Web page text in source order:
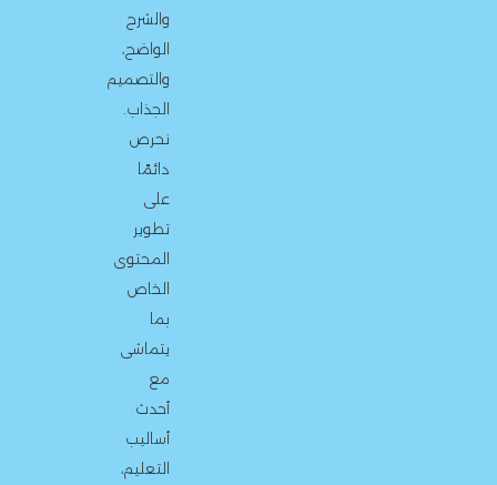
والشرح
الواضح،
والتصميم
الجذاب.
نحرص
دائمًا
على
تطوير
المحتوى
الخاص
بما
يتماشى
مع
أحدث
أساليب
التعليم،